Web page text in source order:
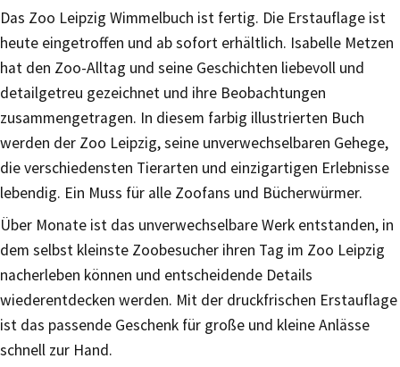
Das Zoo Leipzig Wimmelbuch ist fertig. Die Erstauflage ist
heute eingetroffen und ab sofort erhältlich. Isabelle Metzen
hat den Zoo-Alltag und seine Geschichten liebevoll und
detailgetreu gezeichnet und ihre Beobachtungen
zusammengetragen. In diesem farbig illustrierten Buch
werden der Zoo Leipzig, seine unverwechselbaren Gehege,
die verschiedensten Tierarten und einzigartigen Erlebnisse
lebendig. Ein Muss für alle Zoofans und Bücherwürmer.
Über Monate ist das unverwechselbare Werk entstanden, in
dem selbst kleinste Zoobesucher ihren Tag im Zoo Leipzig
nacherleben können und entscheidende Details
wiederentdecken werden. Mit der druckfrischen Erstauflage
ist das passende Geschenk für große und kleine Anlässe
schnell zur Hand.